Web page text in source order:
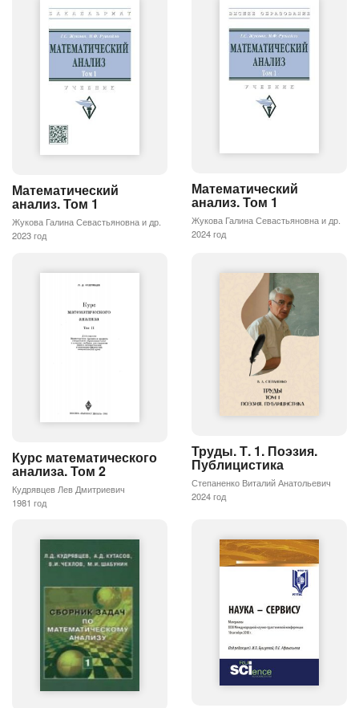
Математический
анализ. Том 1
Жукова Галина Севастьяновна и др.
2023 год
Математический
анализ. Том 1
Жукова Галина Севастьяновна и др.
2024 год
Курс математического
анализа. Том 2
Кудрявцев Лев Дмитриевич
1981 год
Труды. Т. 1. Поэзия.
Публицистика
Степаненко Виталий Анатольевич
2024 год